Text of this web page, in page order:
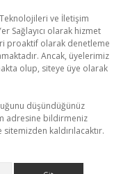
Teknolojileri ve İletişim
Sağlayıcı olarak hizmet
proaktif olarak denetleme
Ancak, üyelerimiz
olup, siteye üye olarak
düşündüğünüz
adresine bildirmeniz
kaldırılacaktır.